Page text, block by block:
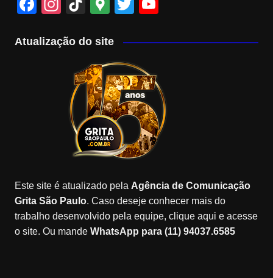
F
c
In
a
m
Ti
T
o
k
G
o
gl
e
M
a
p
s
T
tt
er
u
u
b
e
C
a
n
n
el
Atualização do site
Este site é atualizado pela Agência de Comunicação
Grita São Paulo. Caso deseje conhecer mais do
trabalho desenvolvido pela equipe, clique aqui e acesse
o site. Ou mande WhatsApp para (11) 94037.6585